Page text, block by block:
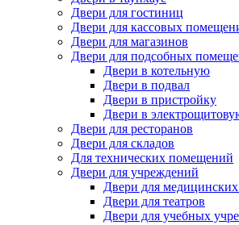
Двери для гостиниц
Двери для кассовых
Двери для магазинов
Двери для подсобных
Двери в котельную
Двери в подвал
Двери в пристройку
Двери в
Двери для ресторанов
Двери для складов
Для технических помещений
Двери для учреждений
Двери для
Двери для театров
Двери для учебных